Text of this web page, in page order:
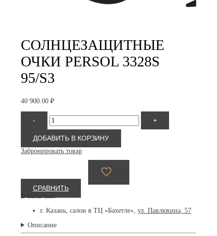
СОЛНЦЕЗАЩИТНЫЕ
ОЧКИ PERSOL 3328S
95/S3
40 900.00 ₽
-
Количество
товара
Persol
3328S
95/S3
+
ДОБАВИТЬ В КОРЗИНУ
Забронировать товар
СРАВНИТЬ
В наличии:
г. Казань, салон в ТЦ «Бахетле», ул. Павлюхина, 57
Описание